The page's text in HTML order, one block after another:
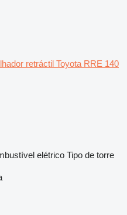
retráctil Toyota RRE 140
elétrico Tipo de torre